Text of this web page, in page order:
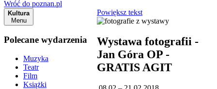
Wróć do poznan.pl
Kultura
Menu
Polecane wydarzenia
Muzyka
Teatr
Film
Książki
Powiększ tekst
Wystawa fotografii -
Jan Góra OP -
GRATIS AGIT